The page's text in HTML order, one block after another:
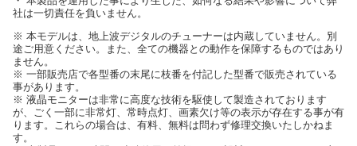
社は一切責任を負いません。
※ 本モデルは、地上波デジタルのチューナーは内蔵していません。別
途ご用意ください。また、全ての機器との動作を保障するものではあり
ません。
※ 一部販売店で各型番の末尾に枝番を付記した型番で販売されている
事があります。
※ 液晶モニターは非常に高度な技術を駆使して製造されております
が、ごく一部に非常灯、常時点灯、画素欠け等の表示が存在する事が有
ります。これらの場合は、有料、無料は問わず修理交換いたしかねま
す。